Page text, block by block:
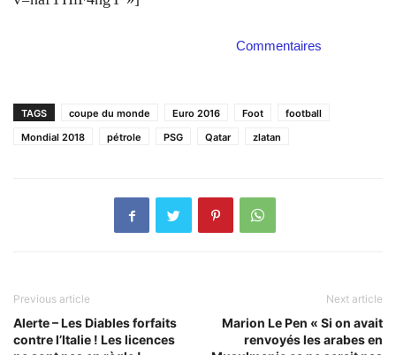
Commentaires
TAGS coupe du monde Euro 2016 Foot
football
Mondial 2018
pétrole PSG Qatar zlatan
Previous article
Alerte – Les Diables forfaits
contre l’Italie ! Les licences
Next article
Marion Le Pen « Si on avait
renvoyés les arabes en